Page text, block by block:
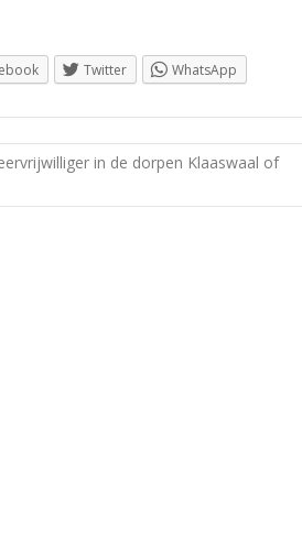
Twitter WhatsApp
in de dorpen Klaaswaal of